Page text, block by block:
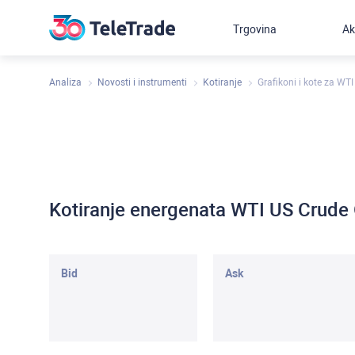
Analiza Novosti i instrumenti Kotiranje Grafikoni i kote za WTI
Kotiranje energenata WTI US
Bid Ask
Trgovina